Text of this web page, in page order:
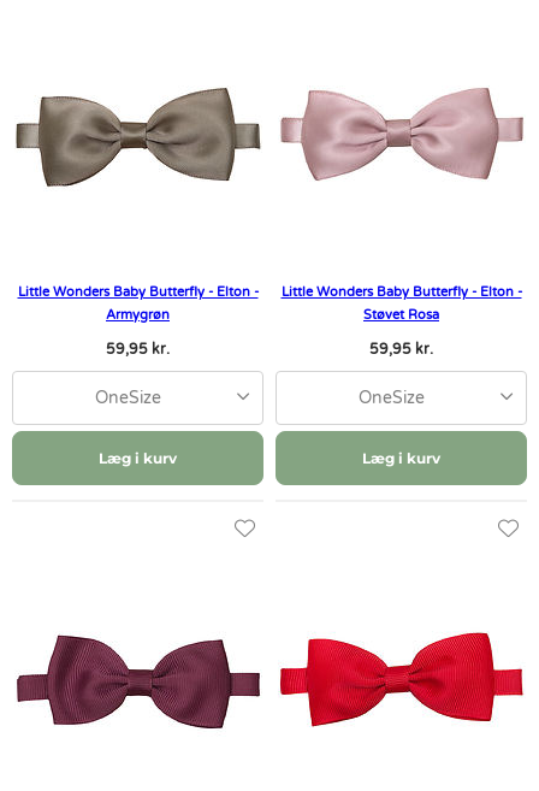
Little Wonders Baby Butterfly - Elton -
Armygrøn
59,95 kr.
OneSize
Læg i kurv
Little Wonders Baby Butterfly - Elton -
Støvet Rosa
59,95 kr.
OneSize
Læg i kurv